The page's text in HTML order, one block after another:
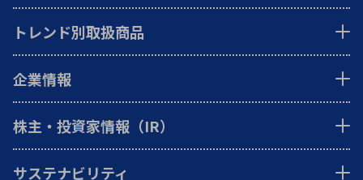
トレンド別取扱商品
企業情報
株主・投資家情報（IR）
サステナビリティ